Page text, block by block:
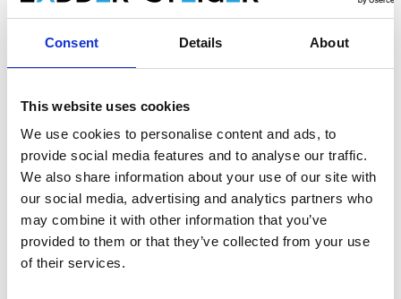
Consent Details About
This website uses cookies
We use cookies to personalise content and ads, to
provide social media features and to analyse our traffic.
We also share information about your use of our site with
our social media, advertising and analytics partners who
may combine it with other information that you’ve
provided to them or that they’ve collected from your use
of their services.
Description
RSS garde-corps de toiture inclinee longueur 21 mètres.
8x RSS protection anti-chute montant
7x RSS protection anti-chute garde-fou / barrière 3 m
7x RSS protection anti-chute plinthe en bois 3 m
7x RSS protection anti-chute crochet
* Le nombre d'éléments sur les images peut différer. La liste de
pièces ci-dessus s'applique.
RSS protection anti-chute pour les